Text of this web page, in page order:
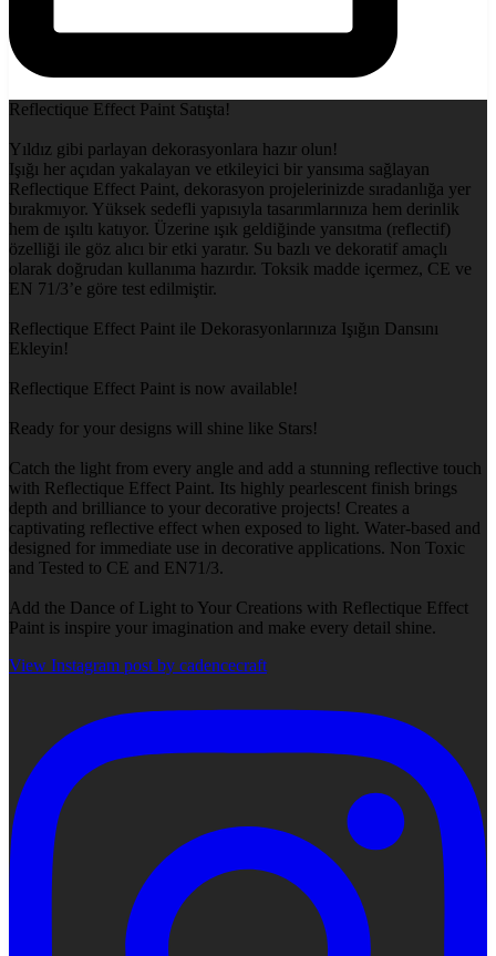
Reflectique Effect Paint Satışta!
Yıldız gibi parlayan dekorasyonlara hazır olun!
Işığı her açıdan yakalayan ve etkileyici bir yansıma sağlayan
Reflectique Effect Paint, dekorasyon projelerinizde sıradanlığa yer
bırakmıyor. Yüksek sedefli yapısıyla tasarımlarınıza hem derinlik
hem de ışıltı katıyor. Üzerine ışık geldiğinde yansıtma (reflectif)
özelliği ile göz alıcı bir etki yaratır. Su bazlı ve dekoratif amaçlı
olarak doğrudan kullanıma hazırdır. Toksik madde içermez, CE ve
EN 71/3’e göre test edilmiştir.
Reflectique Effect Paint ile Dekorasyonlarınıza Işığın Dansını
Ekleyin!
Reflectique Effect Paint is now available!
Ready for your designs will shine like Stars!
Catch the light from every angle and add a stunning reflective touch
with Reflectique Effect Paint. Its highly pearlescent finish brings
depth and brilliance to your decorative projects! Creates a
captivating reflective effect when exposed to light. Water-based and
designed for immediate use in decorative applications. Non Toxic
and Tested to CE and EN71/3.
Add the Dance of Light to Your Creations with Reflectique Effect
Paint is inspire your imagination and make every detail shine.
View Instagram post by cadencecraft